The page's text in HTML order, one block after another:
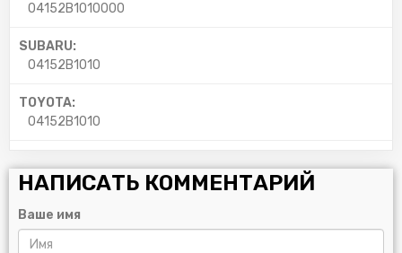
04152B1010000
SUBARU:
04152B1010
TOYOTA:
04152B1010
НАПИСАТЬ КОММЕНТАРИЙ
Ваше имя